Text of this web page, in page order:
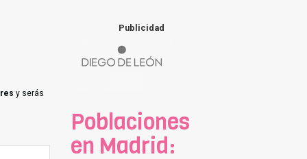
y serás
Publicidad
Poblaciones
en Madrid: